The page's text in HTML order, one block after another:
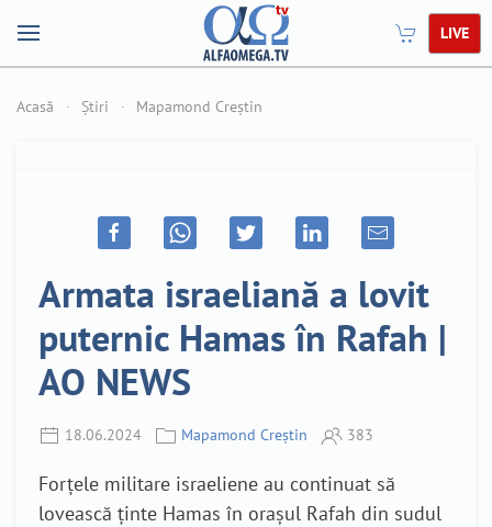
LIVE
Acasă Știri Mapamond Creștin
Armata israeliană a lovit
puternic Hamas în Rafah |
AO NEWS
18.06.2024 Mapamond Creștin 383
Forțele militare israeliene au continuat să
lovească ținte Hamas în orașul Rafah din sudul